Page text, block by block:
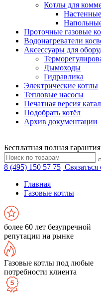
Котлы для
Проточные газовые
Водонагреватели
Аксессуары для
Дымоходы
Гидравлика
Электрические котлы
Тепловые насосы
Печатная версия
Подобрать котёл
Архив документации
Бесплатная полная
8 (495) 150 57 75
Главная
Газовые котлы
более 60 лет безупречной
репутации на рынке
Газовые котлы под любые
потребности клиента